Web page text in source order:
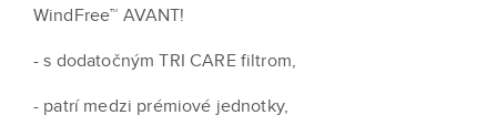
WindFree™ AVANT!
- s dodatočným TRI CARE filtrom,
- patrí medzi prémiové jednotky,